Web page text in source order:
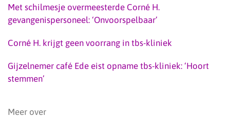
Met schilmesje overmeesterde Corné H.
gevangenispersoneel: ‘Onvoorspelbaar’
Corné H. krijgt geen voorrang in tbs-kliniek
Gijzelnemer café Ede eist opname tbs-kliniek: ‘Hoort
stemmen’
Meer over